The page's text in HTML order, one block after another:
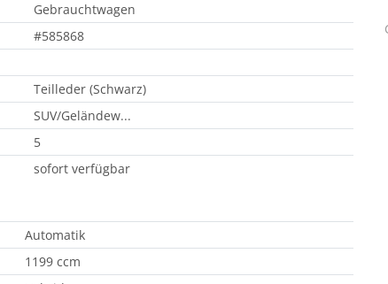
Gebrauchtwagen
#585868
Teilleder (Schwarz)
SUV/Geländew...
5
sofort verfügbar
Automatik
1199 ccm